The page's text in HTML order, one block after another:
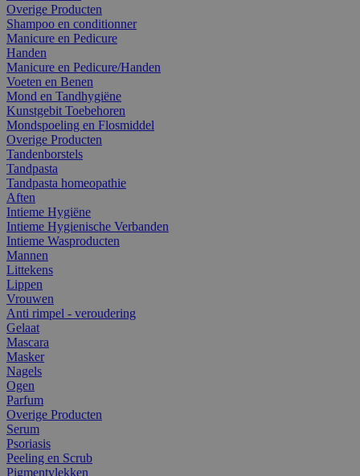
Overige Producten
Shampoo en conditionner
Manicure en Pedicure
Handen
Manicure en Pedicure/Handen
Voeten en Benen
Mond en Tandhygiëne
Kunstgebit Toebehoren
Mondspoeling en Flosmiddel
Overige Producten
Tandenborstels
Tandpasta
Tandpasta homeopathie
Aften
Intieme Hygiëne
Intieme Hygienische Verbanden
Intieme Wasproducten
Mannen
Littekens
Lippen
Vrouwen
Anti rimpel - veroudering
Gelaat
Mascara
Masker
Nagels
Ogen
Parfum
Overige Producten
Serum
Psoriasis
Peeling en Scrub
Pigmentvlekken